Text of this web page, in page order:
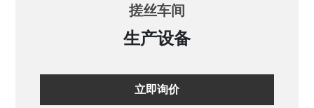
搓丝车间
生产设备
立即询价